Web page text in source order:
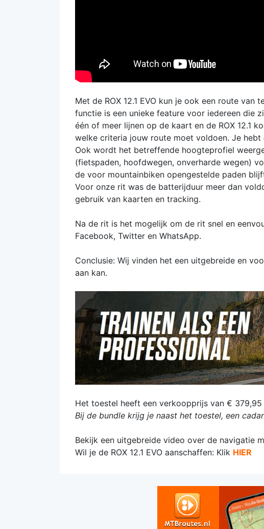
Met de ROX 12.1 EVO kun je ook een route
functie is een unieke feature voor iedereen die
één of meer lijnen op de kaart en de ROX 12.1
welke criteria jouw route moet voldoen. Je
Ook wordt het betreffende hoogteprofiel
(fietspaden, hoofdwegen, onverharde wegen)
de voor mountainbiken opengestelde paden
Voor onze rit was de batterijduur meer dan
gebruik van kaarten en tracking.
Na de rit is het mogelijk om de rit snel en
Facebook, Twitter en WhatsApp.
Conclusie: Wij vinden het een uitgebreide en
aan kan.
Het toestel heeft een verkoopprijs van €
Bij de bundle krijg je naast het toestel, een
Bekijk een uitgebreide video over de navigatie
Wil je de ROX 12.1 EVO aanschaffen: Klik HIER